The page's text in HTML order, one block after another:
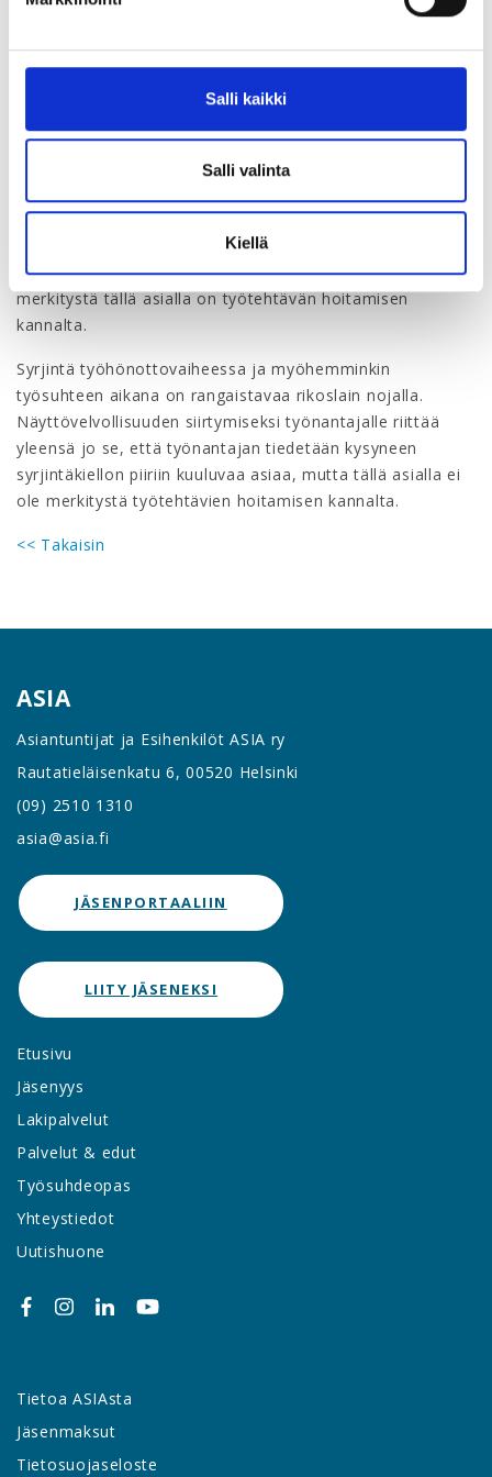
Salli kaikki
Salli valinta
Kiellä
ottanut selkeän kannan: se on tietojen hankkimisen
Mitä työnhakija sitten voi tehdä tilanteessa, jossa
Kysymykseen voi kieltäytyä vastaamatta tai yrittää kiertää
sen luovasti. Vastauksen oikeellisuudelle ei tällaisessa
vastaus myöhemmin osoittautuisi harhaanjohtavaksi tai
jopa vääräksi. Tehokkainta lienee kuitenkin heittää
vastapallo. Haastateltava voi kysyä suoraan, mitä
merkitystä tällä asialla on työtehtävän hoitamisen
kannalta.
Syrjintä työhönottovaiheessa ja myöhemminkin
työsuhteen aikana on rangaistavaa rikoslain nojalla.
Näyttövelvollisuuden siirtymiseksi työnantajalle riittää
yleensä jo se, että työnantajan tiedetään kysyneen
syrjintäkiellon piiriin kuuluvaa asiaa, mutta tällä asialla ei
ole merkitystä työtehtävien hoitamisen kannalta.
<< Takaisin
ASIA
Asiantuntijat ja Esihenkilöt ASIA ry
Rautatieläisenkatu 6, 00520 Helsinki
(09) 2510 1310
asia@asia.fi
JÄSENPORTAALIIN
LIITY JÄSENEKSI
Etusivu
Jäsenyys
Lakipalvelut
Palvelut & edut
Työsuhdeopas
Yhteystiedot
Uutishuone
Tietoa ASIAsta
Jäsenmaksut
Tietosuojaseloste